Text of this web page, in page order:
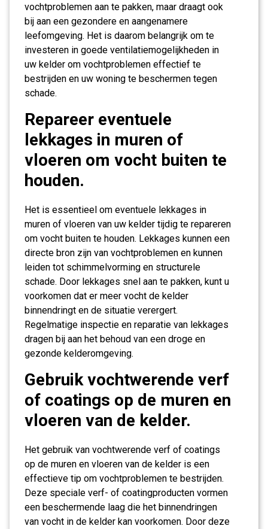
vochtproblemen aan te pakken, maar draagt ook
bij aan een gezondere en aangenamere
leefomgeving. Het is daarom belangrijk om te
investeren in goede ventilatiemogelijkheden in
uw kelder om vochtproblemen effectief te
bestrijden en uw woning te beschermen tegen
schade.
Repareer eventuele
lekkages in muren of
vloeren om vocht buiten te
houden.
Het is essentieel om eventuele lekkages in
muren of vloeren van uw kelder tijdig te repareren
om vocht buiten te houden. Lekkages kunnen een
directe bron zijn van vochtproblemen en kunnen
leiden tot schimmelvorming en structurele
schade. Door lekkages snel aan te pakken, kunt u
voorkomen dat er meer vocht de kelder
binnendringt en de situatie verergert.
Regelmatige inspectie en reparatie van lekkages
dragen bij aan het behoud van een droge en
gezonde kelderomgeving.
Gebruik vochtwerende verf
of coatings op de muren en
vloeren van de kelder.
Het gebruik van vochtwerende verf of coatings
op de muren en vloeren van de kelder is een
effectieve tip om vochtproblemen te bestrijden.
Deze speciale verf- of coatingproducten vormen
een beschermende laag die het binnendringen
van vocht in de kelder kan voorkomen. Door deze